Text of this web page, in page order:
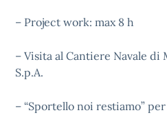
– Project work: max 8 h
– Visita al Cantiere Navale
S.p.A.
– “Sportello noi restiamo”